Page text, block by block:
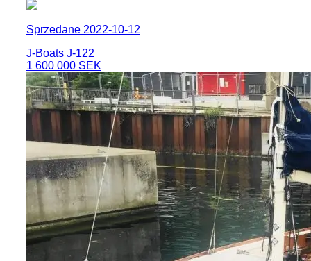
Sprzedane 2022-10-12
J-Boats J-122
1 600 000 SEK